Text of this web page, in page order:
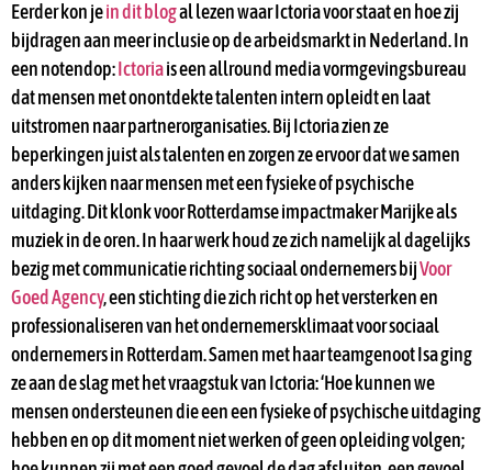
Eerder kon jein dit blogal lezen waar Ictoria voor staat en hoe zij
bijdragen aan meer inclusie op de arbeidsmarkt in Nederland. In
een notendop: Ictoriais een allround media vormgevingsbureau
dat mensen met onontdekte talenten intern opleidt en laat
uitstromen naar partnerorganisaties. Bij Ictoria zien ze
beperkingen juist als talenten en zorgen ze ervoor dat we samen
anders kijken naar mensen met een fysieke of psychische
uitdaging. Dit klonk voor Rotterdamse impactmaker Marijke als
muziek in de oren. In haar werk houd ze zich namelijk al dagelijks
bezig met communicatie richting sociaal ondernemers bijVoor
Goed Agency, een stichting die zich richt op het versterken en
professionaliseren van het ondernemersklimaat voor sociaal
ondernemers in Rotterdam. Samen met haar teamgenoot Isa ging
ze aan de slag met het vraagstuk van Ictoria: ‘Hoe kunnen we
mensen ondersteunen die een een fysieke of psychische uitdaging
hebben en op dit moment niet werken of geen opleiding volgen;